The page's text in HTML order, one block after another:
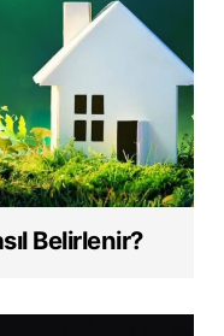
Belirlenir?